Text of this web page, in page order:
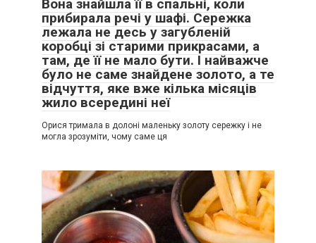
Вона знайшла її в спальні, коли
прибирала речі у шафі. Сережка
лежала не десь у загубленій
коробці зі старими прикрасами, а
там, де її не мало бути. І найважче
було не саме знайдене золото, а те
відчуття, яке вже кілька місяців
жило всередині неї
Орися тримала в долоні маленьку золоту сережку і не
могла зрозуміти, чому саме ця